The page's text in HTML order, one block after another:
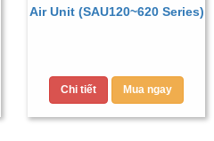
Air Unit (SAU120~620 Series)
Chi tiết Mua ngay